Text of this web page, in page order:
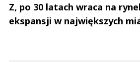
Z, po 30 latach wraca na
ekspansji w największych